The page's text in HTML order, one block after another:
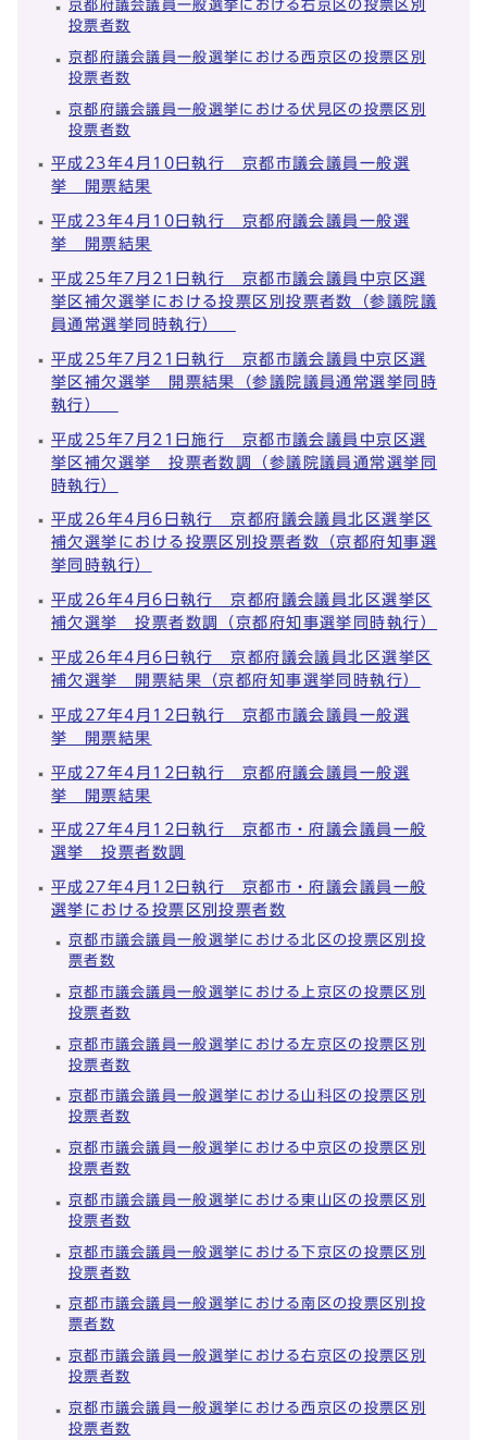
京都府議会議員一般選挙における右京区の投票区別
投票者数
京都府議会議員一般選挙における西京区の投票区別
投票者数
京都府議会議員一般選挙における伏見区の投票区別
投票者数
平成23年4月10日執行 京都市議会議員一般選
挙 開票結果
平成23年4月10日執行 京都府議会議員一般選
挙 開票結果
平成25年7月21日執行 京都市議会議員中京区選
挙区補欠選挙における投票区別投票者数（参議院議
員通常選挙同時執行）
平成25年7月21日執行 京都市議会議員中京区選
挙区補欠選挙 開票結果（参議院議員通常選挙同時
執行）
平成25年7月21日施行 京都市議会議員中京区選
挙区補欠選挙 投票者数調（参議院議員通常選挙同
時執行）
平成26年4月6日執行 京都府議会議員北区選挙区
補欠選挙における投票区別投票者数（京都府知事選
挙同時執行）
平成26年4月6日執行 京都府議会議員北区選挙区
補欠選挙 投票者数調（京都府知事選挙同時執行）
平成26年4月6日執行 京都府議会議員北区選挙区
補欠選挙 開票結果（京都府知事選挙同時執行）
平成27年4月12日執行 京都市議会議員一般選
挙 開票結果
平成27年4月12日執行 京都府議会議員一般選
挙 開票結果
平成27年4月12日執行 京都市・府議会議員一般
選挙 投票者数調
平成27年4月12日執行 京都市・府議会議員一般
選挙における投票区別投票者数
京都市議会議員一般選挙における北区の投票区別投
票者数
京都市議会議員一般選挙における上京区の投票区別
投票者数
京都市議会議員一般選挙における左京区の投票区別
投票者数
京都市議会議員一般選挙における山科区の投票区別
投票者数
京都市議会議員一般選挙における中京区の投票区別
投票者数
京都市議会議員一般選挙における東山区の投票区別
投票者数
京都市議会議員一般選挙における下京区の投票区別
投票者数
京都市議会議員一般選挙における南区の投票区別投
票者数
京都市議会議員一般選挙における右京区の投票区別
投票者数
京都市議会議員一般選挙における西京区の投票区別
投票者数